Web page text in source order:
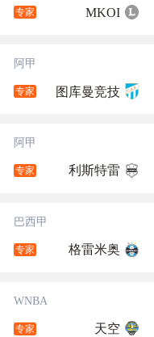
专家 MKOI
阿甲
专家 图库曼竞技
阿甲
专家 利斯特雷
巴西甲
专家 格雷米奥
WNBA
专家 天空